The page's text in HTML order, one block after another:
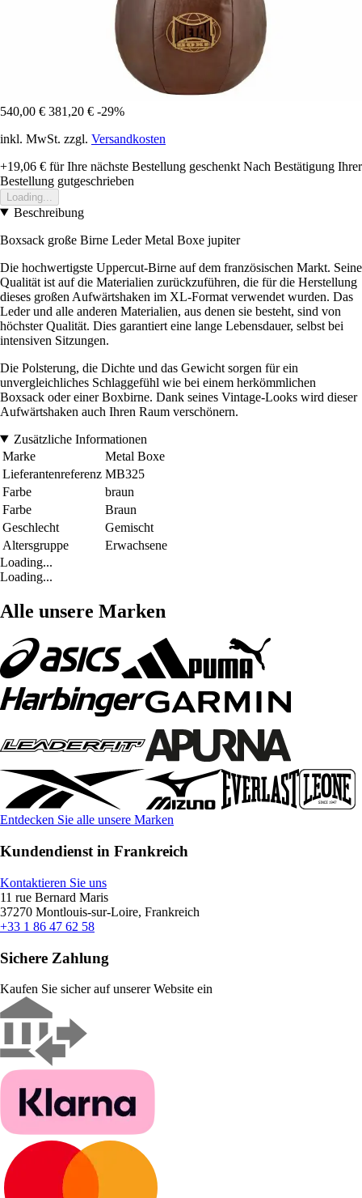
540,00 € 381,20 € -29%
inkl. MwSt. zzgl. Versandkosten
+19,06 € für Ihre nächste Bestellung geschenkt Nach Bestätigung Ihrer
Bestellung gutgeschrieben
Loading...
Beschreibung
Boxsack große Birne Leder Metal Boxe jupiter
Die hochwertigste Uppercut-Birne auf dem französischen Markt. Seine
Qualität ist auf die Materialien zurückzuführen, die für die Herstellung
dieses großen Aufwärtshaken im XL-Format verwendet wurden. Das
Leder und alle anderen Materialien, aus denen sie besteht, sind von
höchster Qualität. Dies garantiert eine lange Lebensdauer, selbst bei
intensiven Sitzungen.
Die Polsterung, die Dichte und das Gewicht sorgen für ein
unvergleichliches Schlaggefühl wie bei einem herkömmlichen
Boxsack oder einer Boxbirne. Dank seines Vintage-Looks wird dieser
Aufwärtshaken auch Ihren Raum verschönern.
Zusätzliche Informationen
Marke
Metal Boxe
Lieferantenreferenz MB325
Farbe
braun
Farbe
Braun
Geschlecht
Gemischt
Altersgruppe
Erwachsene
Loading...
Loading...
Alle unsere Marken
Entdecken Sie alle unsere Marken
Kundendienst in Frankreich
Kontaktieren Sie uns
11 rue Bernard Maris
37270 Montlouis-sur-Loire, Frankreich
+33 1 86 47 62 58
Sichere Zahlung
Kaufen Sie sicher auf unserer Website ein